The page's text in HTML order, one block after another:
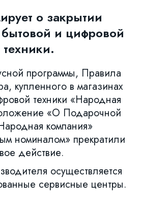
о закрытии
и цифровой
техники.
программы, Правила
купленного в магазинах
техники «Народная
«О Подарочной
компания»
номиналом» прекратили
действие.
осуществляется
сервисные центры.